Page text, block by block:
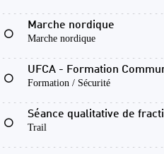
⚪
Marche nordique
Marche nordique
⚪
UFCA - Formation
Formation / Sécurité
⚪
Séance qualitative de
Trail